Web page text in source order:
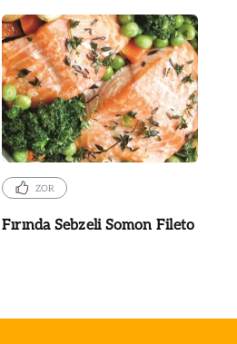
ZOR
Fırında Sebzeli Somon Fileto